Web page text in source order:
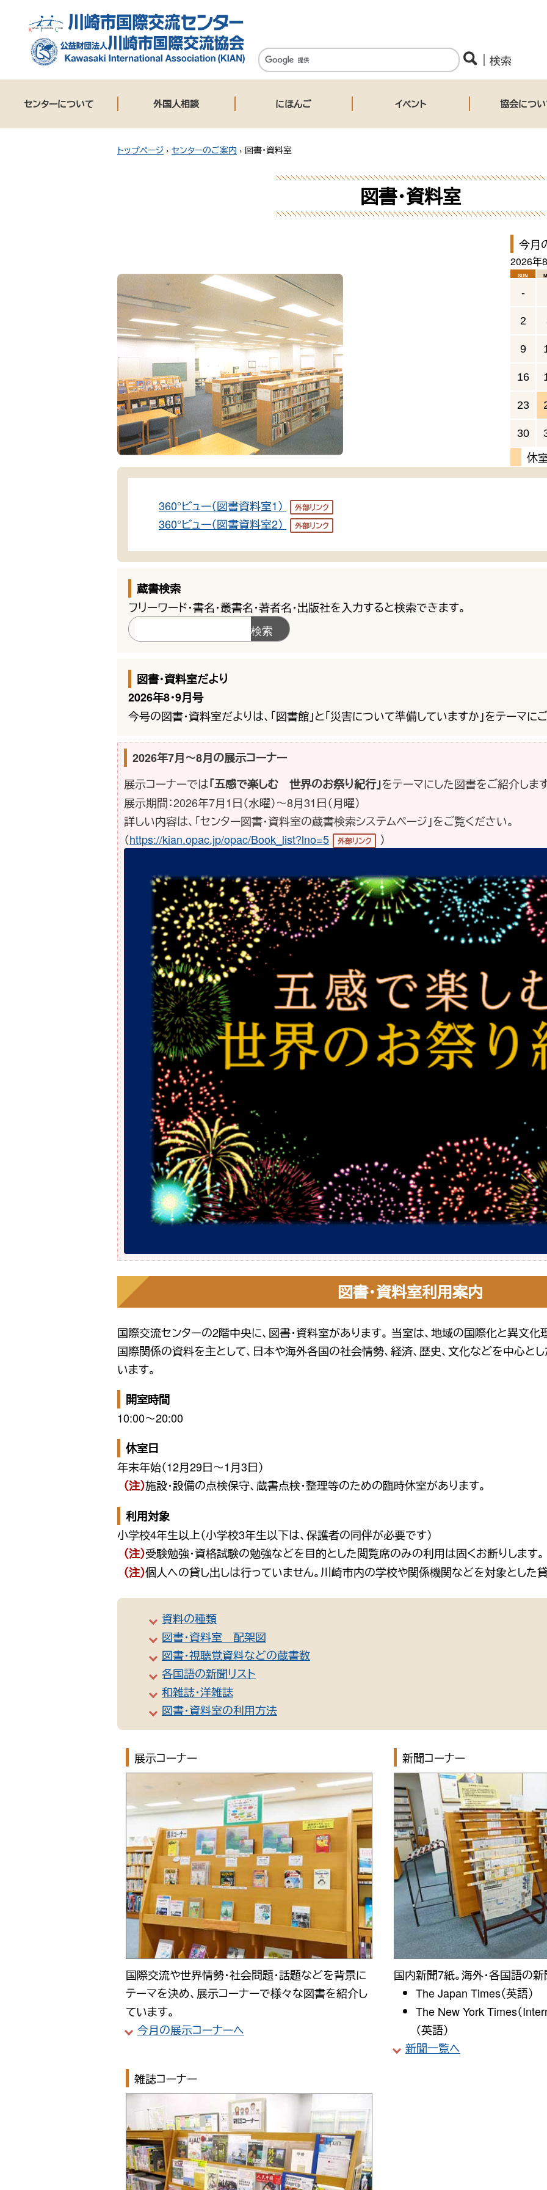
センターについて 外国人相談 にほんご イベント 協会につ
トップページ › センターのご案内 › 図書・資料室
図書・資料室
今月
2026年
sun
-
2
9
16
23
30
休
360°ビュー（図書資料室1） 外部リンク
360°ビュー（図書資料室2） 外部リンク
蔵書検索
フリーワード・書名・叢書名・著者名・出版社を入力すると検索できます。
図書・資料室だより
2026年8・9月号
今号の図書・資料室だよりは、「図書館」と「災害について準備していますか」をテーマに
2026年7月〜8月の展示コーナー
展示コーナーでは「五感で楽しむ 世界のお祭り紀行」をテーマにした図書をご紹介します
展示期間：2026年7月1日（水曜）〜8月31日（月曜）
詳しい内容は、「センター図書・資料室の蔵書検索システムページ」をご覧ください。
（https://kian.opac.jp/opac/Book_list?lno=5 外部リンク ）
図書・資料室利用案内
国際交流センターの2階中央に、図書・資料室があります。 当室は、地域の国際化と異文化
国際関係の資料を主として、日本や海外各国の社会情勢、経済、歴史、文化などを中心と
います。
開室時間
10:00〜20:00
休室日
年末年始（12月29日〜1月3日）
（注）施設・設備の点検保守、蔵書点検・整理等のための臨時休室があります。
利用対象
小学校4年生以上（小学校3年生以下は、保護者の同伴が必要です）
（注）受験勉強・資格試験の勉強などを目的とした閲覧席のみの利用は固くお断りします。
（注）個人への貸し出しは行っていません。川崎市内の学校や関係機関などを対象とした
資料の種類
図書・資料室 配架図
図書・視聴覚資料などの蔵書数
各国語の新聞リスト
和雑誌・洋雑誌
図書・資料室の利用方法
展示コーナー
国際交流や世界情勢・社会問題・話題などを背景に
テーマを決め、展示コーナーで様々な図書を紹介し
ています。
今月の展示コーナーへ
新聞コーナー
国内新聞7紙。海外・各国語の新
The Japan Times（英語）
The New York Times（
（英語）
新聞一覧へ
雑誌コーナー